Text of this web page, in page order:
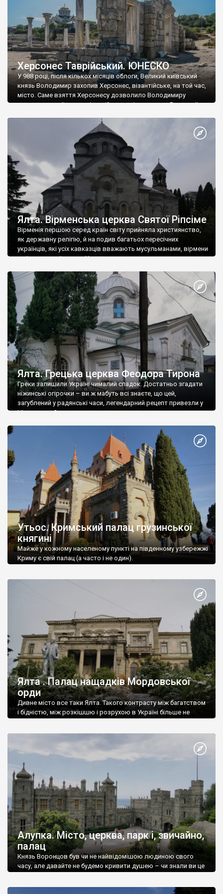
Херсонес Таврійський. ЮНЕСКО
У 988 році, після кількох місяців облоги, Великий київський
князь Володимир захопив Херсонес, візантійське, на той час,
місто. Саме взяття Херсонесу дозволило Володимиру
диктувати свої умови візантійському імператору Василю ІІ, та
Херсонесі Володимир-язичник, став Василем-християнином.
А потім було Хрещення Русі. На честь Херсонесу Таврійського
Ялта. Вірменська церква Святої Ріпсіме
Вірменія першою серед країн світу прийняла християнство,
як державну релігію, й на подив багатьох пересічних
українців, які усіх кавказців вважають мусульманами, вірмени
є відданими вірянами Христа
Ялта. Грецька церква Феодора Тирона
Греки залишили Україні чималий спадок. Достатньо згадати
ніжинські огірочки – ви ж мабуть всі знаєте, що цей,
загублений у радянські часи, легендарний рецепт привезли у
Ніжин греки?
Утьос. Кримський палац грузинської
княгині
Майже у кожному населеному пункті на південному узбережжі
Криму є свій палац (а часто і не один).
Ялта . Палац нащадків Мордовської
орди
Дивне місто все таки Ялта. Такого контрасту між багатством
і бідністю, між розкішшю і розрухою в Україні більше не
Алупка. Місто, церква, парк і, звичайно,
палац
Князь Воронцов був чи не найвідомішою людиною свого
часу, але давайте не будемо кривити душею – чи знали ви це